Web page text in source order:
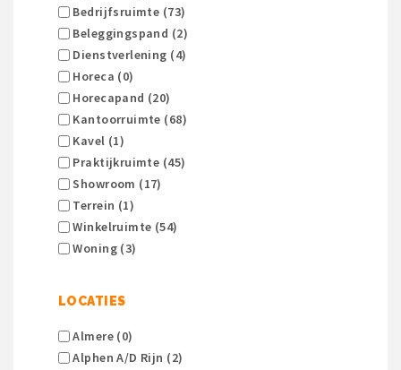
Bedrijfsruimte (73)
Beleggingspand (2)
Dienstverlening (4)
Horeca (0)
Horecapand (20)
Kantoorruimte (68)
Kavel (1)
Praktijkruimte (45)
Showroom (17)
Terrein (1)
Winkelruimte (54)
Woning (3)
LOCATIES
Almere (0)
Alphen A/d Rijn (2)